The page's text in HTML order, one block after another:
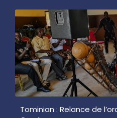
Tominian : Relance de